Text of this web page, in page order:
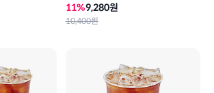
11%9,280원
10,400원